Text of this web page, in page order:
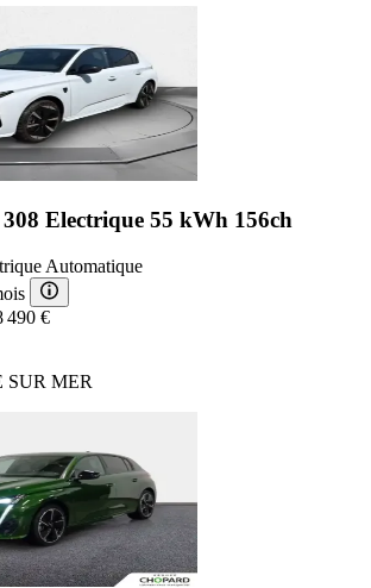
308 Electrique 55 kWh 156ch
Automatique
490 €
SUR MER